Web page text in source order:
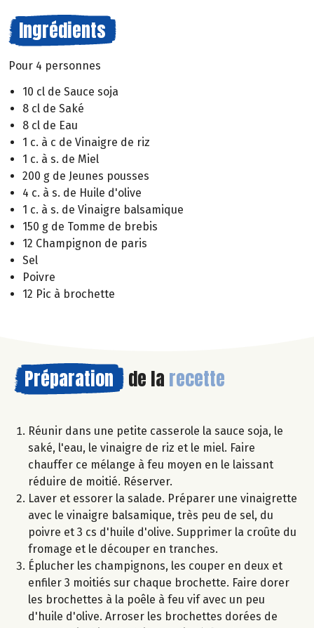
Ingrédients
Pour 4 personnes
10 cl de Sauce soja
8 cl de Saké
8 cl de Eau
1 c. à c de Vinaigre de riz
1 c. à s. de Miel
200 g de Jeunes pousses
4 c. à s. de Huile d'olive
1 c. à s. de Vinaigre balsamique
150 g de Tomme de brebis
12 Champignon de paris
Sel
Poivre
12 Pic à brochette
Préparation de la recette
Réunir dans une petite casserole la sauce soja, le
saké, l'eau, le vinaigre de riz et le miel. Faire
chauffer ce mélange à feu moyen en le laissant
réduire de moitié. Réserver.
Laver et essorer la salade. Préparer une vinaigrette
avec le vinaigre balsamique, très peu de sel, du
poivre et 3 cs d'huile d'olive. Supprimer la croûte du
fromage et le découper en tranches.
Éplucher les champignons, les couper en deux et
enfiler 3 moitiés sur chaque brochette. Faire dorer
les brochettes à la poêle à feu vif avec un peu
d'huile d'olive. Arroser les brochettes dorées de